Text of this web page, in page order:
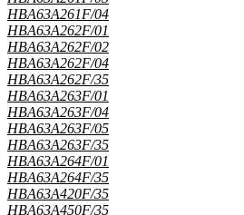
HBA63A261F/04
HBA63A262F/01
HBA63A262F/02
HBA63A262F/04
HBA63A262F/35
HBA63A263F/01
HBA63A263F/04
HBA63A263F/05
HBA63A263F/35
HBA63A264F/01
HBA63A264F/35
HBA63A420F/35
HBA63A450F/35